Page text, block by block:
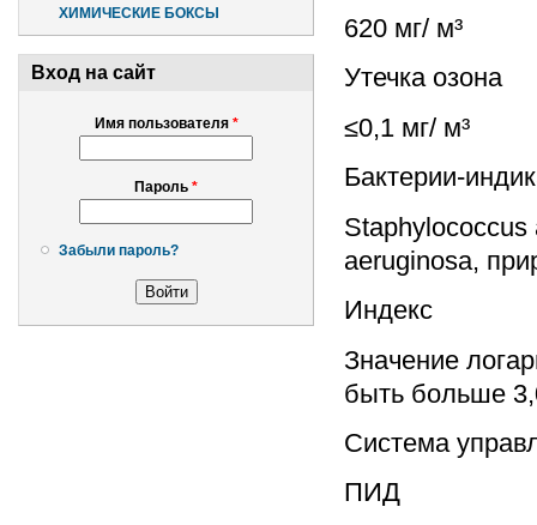
ХИМИЧЕСКИЕ БОКСЫ
Вход на сайт
Имя пользователя *
Пароль *
Забыли пароль?
620 мг/ м³
Утечка озона
≤0,1 мг/ м³
Бактерии-
Staphylococcus
aeruginosa,
Индекс
Значение
быть больше
Система
ПИД